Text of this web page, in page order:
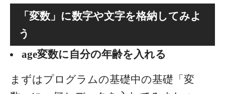
「変数」に数字や文字を格納してみよ
う
age変数に自分の年齢を入れる
まずはプログラムの基礎中の基礎「変